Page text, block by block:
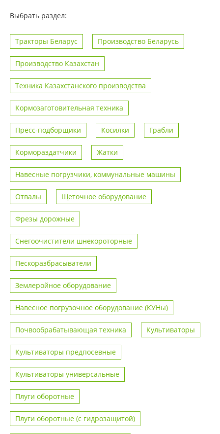
Выбрать раздел:
Тракторы Беларус Производство Беларусь
Производство Казахстан
Техника Казахстанского производства
Кормозаготовительная техника
Пресс-подборщики Косилки Грабли
Кормораздатчики Жатки
Навесные погрузчики, коммунальные машины
Отвалы Щеточное оборудование
Фрезы дорожные
Снегоочистители шнекороторные
Пескоразбрасыватели
Землеройное оборудование
Навесное погрузочное оборудование (КУНы)
Почвообрабатывающая техника Культиваторы
Культиваторы предпосевные
Культиваторы универсальные
Плуги оборотные
Плуги оборотные (с гидрозащитой)